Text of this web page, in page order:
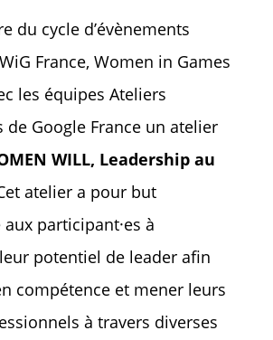
du cycle d’évènements
France, Women in Games
les équipes Ateliers
de Google France un atelier
WILL, Leadership au
atelier a pour but
aux participant·es à
potentiel de leader afin
compétence et mener leurs
à travers diverses